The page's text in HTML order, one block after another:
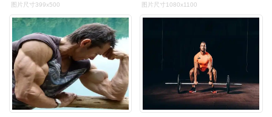
图片尺寸399x500 图片尺寸1080x1100